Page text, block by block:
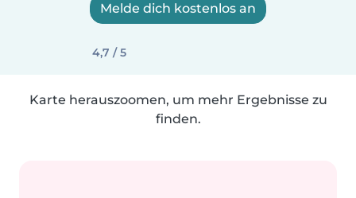
Melde dich kostenlos an
4,7 / 5
Karte herauszoomen, um mehr Ergebnisse zu
finden.